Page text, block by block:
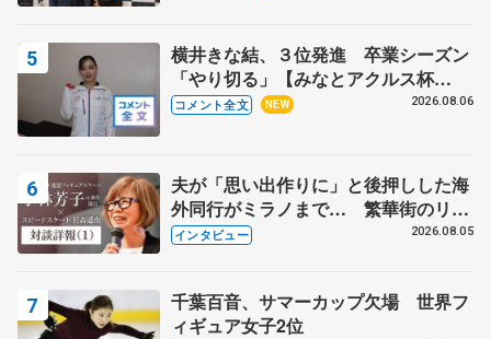
横井きな結、３位発進 卒業シーズン
「やり切る」【みなとアクルス杯
SP】
コメント全文 NEW 2026.08.06
夫が「思い出作りに」と後押しした海
外同行がミラノまで… 繁華街のリン
クでは不良のお兄さんも味方に 小林
インタビュー 2026.08.05
千葉百音、サマーカップ欠場 世界フ
ィギュア女子2位